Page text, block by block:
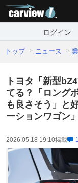
ログイン
トップ ニュース
トヨタ「新型
てる？「ロング
も良さそう」と
ーションワゴン
2026.05.18 19:10掲載 1